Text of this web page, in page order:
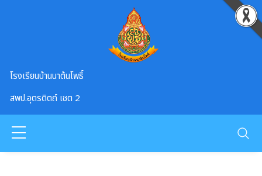
โรงเรียนบ้านนาต้นโพธิ์
สพป.อุตรดิตถ์ เชต 2